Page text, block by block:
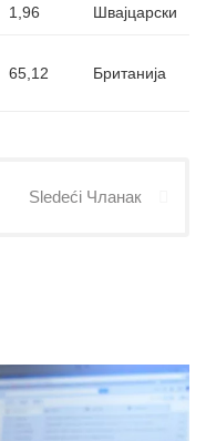
1,96 Швајцарски
65,12 Британија
Sledeći Чланак